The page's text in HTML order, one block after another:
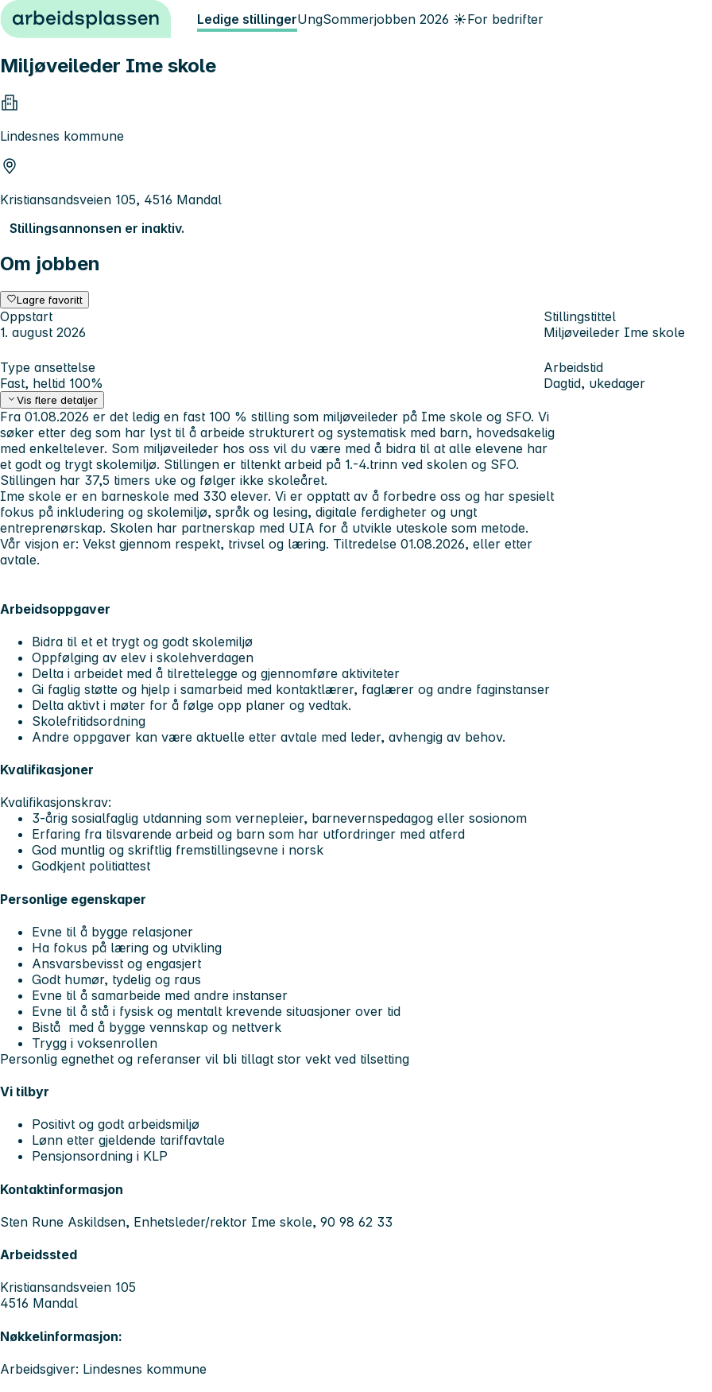
Hopp til innhold Ledige stillingerUngSommerjobben 2026 ☀️For bedrifter
Miljøveileder Ime skole
Lindesnes kommune
Kristiansandsveien 105, 4516 Mandal
Stillingsannonsen er inaktiv.
Om jobben
Lagre favoritt
Oppstart
1. august 2026
Stillingstittel
Miljøveileder Ime skole
Type ansettelse
Fast, heltid 100%
Arbeidstid
Dagtid, ukedager
Vis flere detaljer
Fra 01.08.2026 er det ledig en fast 100 % stilling som miljøveileder på Ime skole og SFO. Vi
søker etter deg som har lyst til å arbeide strukturert og systematisk med barn, hovedsakelig
med enkeltelever. Som miljøveileder hos oss vil du være med å bidra til at alle elevene har
et godt og trygt skolemiljø. Stillingen er tiltenkt arbeid på 1.-4.trinn ved skolen og SFO.
Stillingen har 37,5 timers uke og følger ikke skoleåret.
Ime skole er en barneskole med 330 elever. Vi er opptatt av å forbedre oss og har spesielt
fokus på inkludering og skolemiljø, språk og lesing, digitale ferdigheter og ungt
entreprenørskap. Skolen har partnerskap med UIA for å utvikle uteskole som metode.
Vår visjon er: Vekst gjennom respekt, trivsel og læring. Tiltredelse 01.08.2026, eller etter
avtale.
Arbeidsoppgaver
Bidra til et et trygt og godt skolemiljø
Oppfølging av elev i skolehverdagen
Delta i arbeidet med å tilrettelegge og gjennomføre aktiviteter
Gi faglig støtte og hjelp i samarbeid med kontaktlærer, faglærer og andre faginstanser
Delta aktivt i møter for å følge opp planer og vedtak.
Skolefritidsordning
Andre oppgaver kan være aktuelle etter avtale med leder, avhengig av behov.
Kvalifikasjoner
Kvalifikasjonskrav:
3-årig sosialfaglig utdanning som vernepleier, barnevernspedagog eller sosionom
Erfaring fra tilsvarende arbeid og barn som har utfordringer med atferd
God muntlig og skriftlig fremstillingsevne i norsk
Godkjent politiattest
Personlige egenskaper
Evne til å bygge relasjoner
Ha fokus på læring og utvikling
Ansvarsbevisst og engasjert
Godt humør, tydelig og raus
Evne til å samarbeide med andre instanser
Evne til å stå i fysisk og mentalt krevende situasjoner over tid
Bistå med å bygge vennskap og nettverk
Trygg i voksenrollen
Personlig egnethet og referanser vil bli tillagt stor vekt ved tilsetting
Vi tilbyr
Positivt og godt arbeidsmiljø
Lønn etter gjeldende tariffavtale
Pensjonsordning i KLP
Kontaktinformasjon
Sten Rune Askildsen, Enhetsleder/rektor Ime skole, 90 98 62 33
Arbeidssted
Kristiansandsveien 105
4516 Mandal
Nøkkelinformasjon:
Arbeidsgiver: Lindesnes kommune